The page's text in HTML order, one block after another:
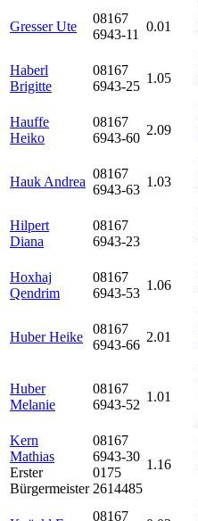
Gresser Ute
08167
6943-11
0.01
Haberl
Brigitte
08167
6943-25
1.05
Hauffe
Heiko
08167
6943-60
2.09
Hauk Andrea
08167
6943-63
1.03
Hilpert
Diana
08167
6943-23
Hoxhaj
Qendrim
08167
6943-53
1.06
Huber Heike
08167
6943-66
2.01
Huber
Melanie
08167
6943-52
1.01
Kern
Mathias
Erster
Bürgermeister
08167
6943-30
0175
2614485
1.16
08167